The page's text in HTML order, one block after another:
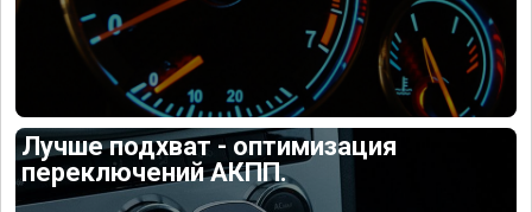
Лучше подхват - оптимизация
переключений АКПП.